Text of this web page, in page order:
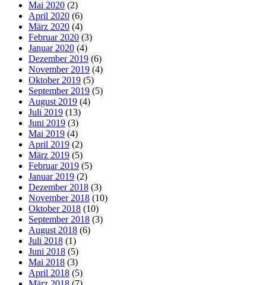
Mai 2020 (2)
April 2020 (6)
März 2020 (4)
Februar 2020 (3)
Januar 2020 (4)
Dezember 2019 (6)
November 2019 (4)
Oktober 2019 (5)
September 2019 (5)
August 2019 (4)
Juli 2019 (13)
Juni 2019 (3)
Mai 2019 (4)
April 2019 (2)
März 2019 (5)
Februar 2019 (5)
Januar 2019 (2)
Dezember 2018 (3)
November 2018 (10)
Oktober 2018 (10)
September 2018 (3)
August 2018 (6)
Juli 2018 (1)
Juni 2018 (5)
Mai 2018 (3)
April 2018 (5)